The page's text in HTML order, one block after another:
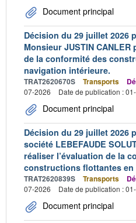
Document principal
Décision du 29 juillet 2026
Monsieur JUSTIN
de la conformité des
navigation intérieure.
TRAT2620670S Transports
07-2026
Date de publication :
Document principal
Décision du 29 juillet 2026
société LEBEFAUDE
réaliser l’évaluation de la
constructions flottantes
TRAT2620839S Transports
07-2026
Date de publication :
Document principal